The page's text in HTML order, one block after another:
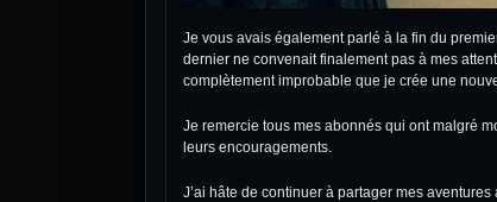
Je vous avais également parlé à la fin du
dernier ne convenait finalement pas à mes
complètement improbable que je crée une
Je remercie tous mes abonnés qui ont malgré
leurs encouragements.
J’ai hâte de continuer à partager mes